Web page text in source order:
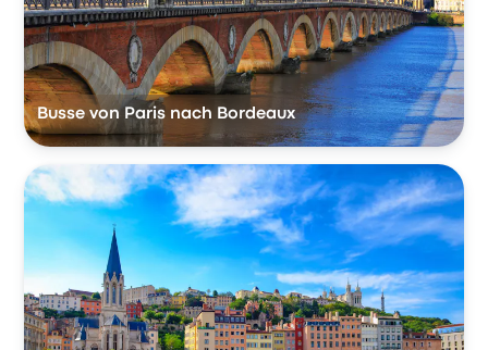
Busse von Paris nach Bordeaux